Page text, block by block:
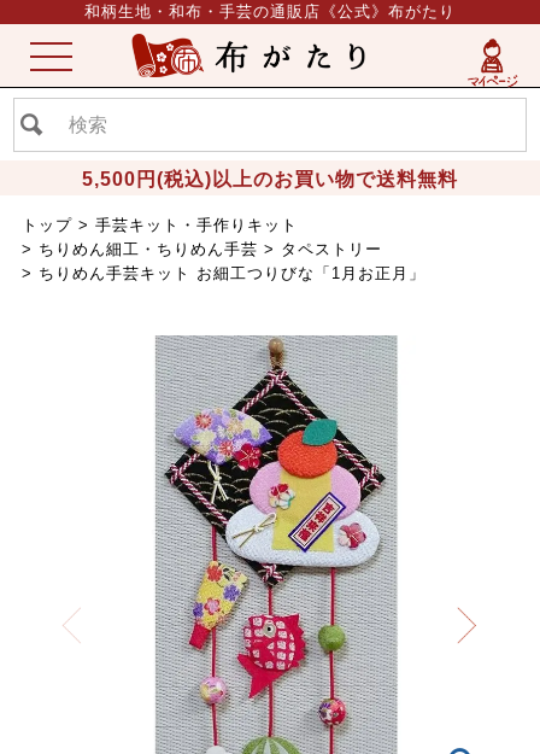
和柄生地・和布・手芸の通販店《公式》布がたり
5,500円(税込)以上のお買い物で送料無料
ME
NU
トップ
手芸キット・手作りキット
ちりめん細工・ちりめん手芸
タペストリー
ちりめん手芸キット お細工つりびな「1月お正月」